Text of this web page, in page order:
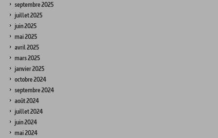
septembre 2025
juillet 2025
juin 2025
mai 2025
avril 2025
mars 2025
janvier 2025
octobre 2024
septembre 2024
août 2024
juillet 2024
juin 2024
mai 2024